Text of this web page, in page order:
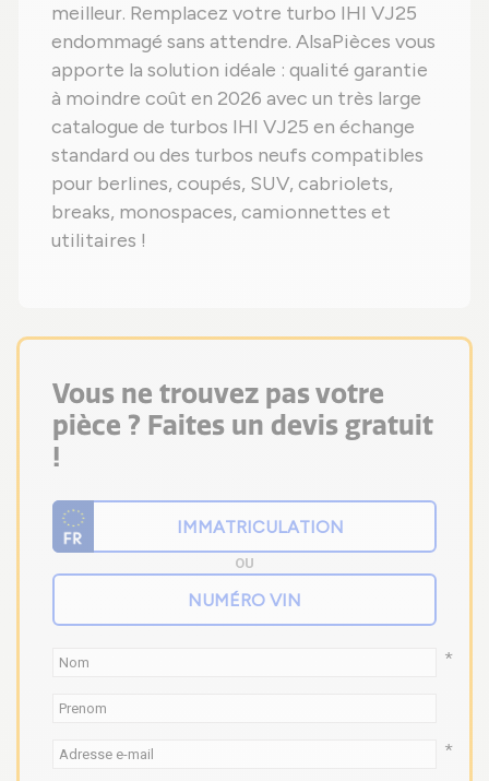
meilleur. Remplacez votre turbo IHI VJ25
endommagé sans attendre. AlsaPièces vous
apporte la solution idéale : qualité garantie
à moindre coût en 2026 avec un très large
catalogue de turbos IHI VJ25 en échange
standard ou des turbos neufs compatibles
pour berlines, coupés, SUV, cabriolets,
breaks, monospaces, camionnettes et
utilitaires !
Vous ne trouvez pas votre
pièce ? Faites un devis gratuit
!
OU
*
*